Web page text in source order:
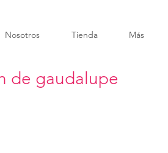
Nosotros Tienda Más
de gaudalupe